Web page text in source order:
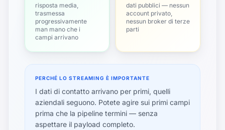
risposta media,
trasmessa
progressivamente
man mano che i
campi arrivano
dati pubblici — nessun
account privato,
nessun broker di terze
parti
PERCHÉ LO STREAMING È IMPORTANTE
I dati di contatto arrivano per primi, quelli
aziendali seguono. Potete agire sui primi campi
prima che la pipeline termini — senza
aspettare il payload completo.